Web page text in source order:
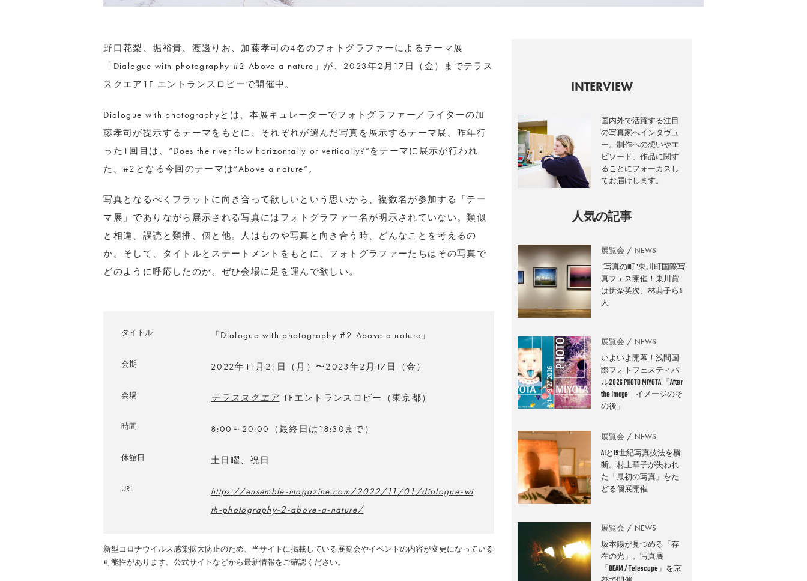
野口花梨、堀裕貴、渡邊りお、加藤孝司の4名のフォトグラファーによるテーマ展
「Dialogue with photography #2 Above a nature」が、2023年2月17日（金）までテラス
スクエア1F エントランスロビーで開催中。
Dialogue with photographyとは、本展キュレーターでフォトグラファー／ライターの加
藤孝司が提示するテーマをもとに、それぞれが選んだ写真を展示するテーマ展。昨年行
った1回目は、“Does the river flow horizontally or vertically?”をテーマに展示が行われ
た。#2となる今回のテーマは“Above a nature”。
写真となるべくフラットに向き合って欲しいという思いから、複数名が参加する「テー
マ展」でありながら展示される写真にはフォトグラファー名が明示されていない。類似
と相違、誤読と類推、個と他。人はものや写真と向き合う時、どんなことを考えるの
か。そして、タイトルとステートメントをもとに、フォトグラファーたちはその写真で
どのように呼応したのか。ぜひ会場に足を運んで欲しい。
タイトル 「Dialogue with photography #2 Above a nature」
会期 2022年11月21日（月）〜2023年2月17日（金）
会場 テラススクエア 1Fエントランスロビー（東京都）
時間 8:00～20:00（最終日は18:30まで）
休館日 土日曜、祝日
URL
https://ensemble-magazine.com/2022/11/01/dialogue-wi
th-photography-2-above-a-nature/
新型コロナウイルス感染拡大防止のため、当サイトに掲載している展覧会やイベントの内容が変更になっている
可能性があります。公式サイトなどから最新情報をご確認ください。
INTERVIEW
国内外で活躍する注目
の写真家へインタヴュ
ー。制作への想いやエ
ピソード、作品に関す
ることにフォーカスし
てお届けします。
人気の記事
展覧会 NEWS
”写真の町”東川町国際写
真フェス開催！東川賞
は伊奈英次、林典子ら5
人
展覧会 NEWS
いよいよ開幕！浅間国
際フォトフェスティバ
ル2026 PHOTO MIYOTA 「After
the Image｜イメージのそ
の後」
展覧会 NEWS
AIと19世紀写真技法を横
断。村上華子が失われ
た「最初の写真」をた
どる個展開催
展覧会 NEWS
坂本陽が見つめる「存
在の光」。写真展
「BEAM / Telescope」を京